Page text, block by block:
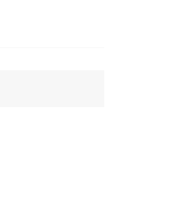
」のムード